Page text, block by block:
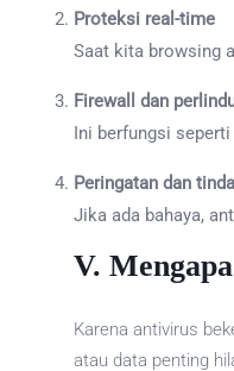
Proteksi real-time
Saat kita browsing
Firewall dan
Ini berfungsi
Peringatan dan
Jika ada bahaya,
V.
Karena antivirus
atau data penting